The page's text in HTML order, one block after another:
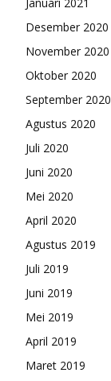
Desember 2020
November 2020
Oktober 2020
September 2020
Agustus 2020
Juli 2020
Juni 2020
Mei 2020
April 2020
Agustus 2019
Juli 2019
Juni 2019
Mei 2019
April 2019
Maret 2019